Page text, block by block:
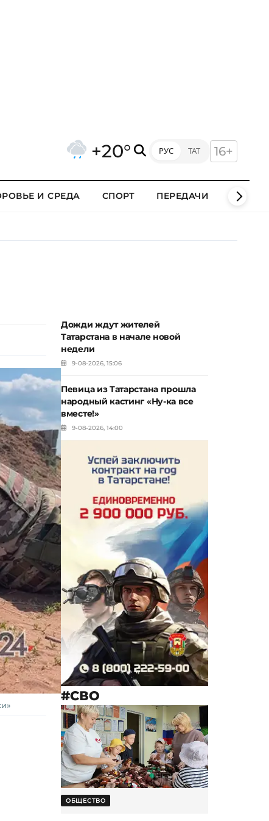
+20° РУС ТАТ 16+
И СРЕДА СПОРТ ПЕРЕДАЧИ КЛИПЫ
Дожди ждут жителей
Татарстана в начале новой
недели
9-08-2026, 15:06
Певица из Татарстана прошла
народный кастинг «Ну-ка все
вместе!»
9-08-2026, 14:00
#СВО
ОБЩЕСТВО